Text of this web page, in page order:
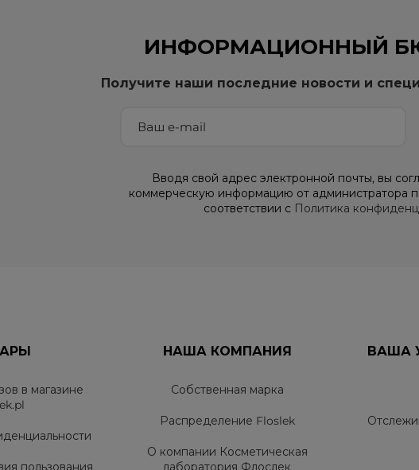
ИНФОРМАЦИОННЫЙ
Получите наши последние новости и
Вводя свой адрес электронной почты, вы
коммерческую информацию от администратора
соответствии с Политика
в магазине
пользования
НАША КОМПАНИЯ
Собственная марка
Распределение Floslek
О компании Косметическая
лаборатория Флослек
ВАША